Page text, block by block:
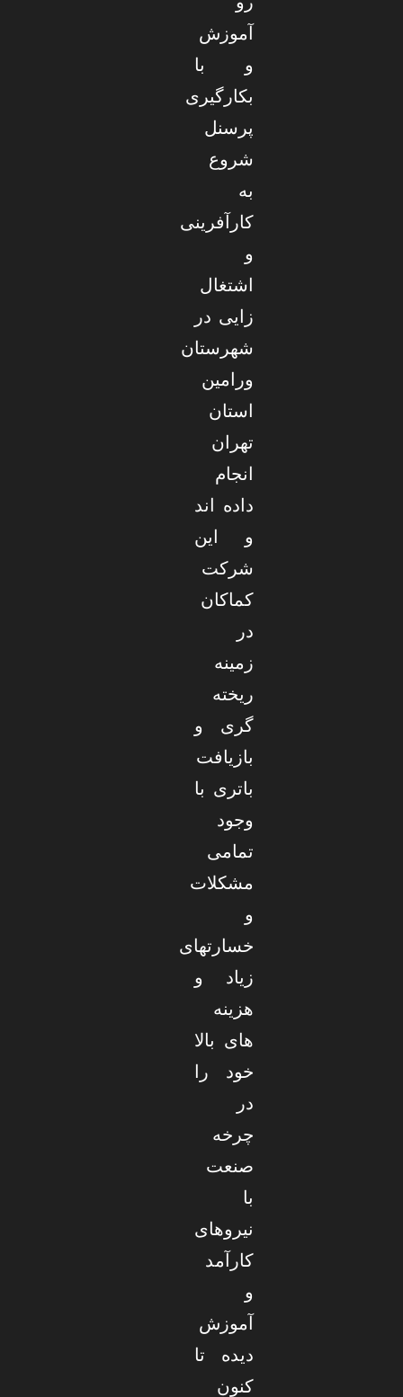
آموزش
و با
بکارگیری
پرسنل
شروع
به
کارآفرینی
و
اشتغال
زایی در
شهرستان
ورامین
استان
تهران
انجام
داده اند
و این
شرکت
کماکان
در
زمینه
ریخته
گری و
بازیافت
باتری با
وجود
تمامی
مشکلات
و
خسارتهای
زیاد و
هزینه
های بالا
خود را
در
چرخه
صنعت
با
نیروهای
کارآمد
و
آموزش
دیده تا
کنون